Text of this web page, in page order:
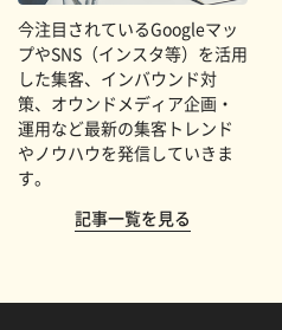
今注目されているGoogleマッ
プやSNS（インスタ等）を活用
した集客、インバウンド対
策、オウンドメディア企画・
運用など最新の集客トレンド
やノウハウを発信していきま
す。
記事一覧を見る